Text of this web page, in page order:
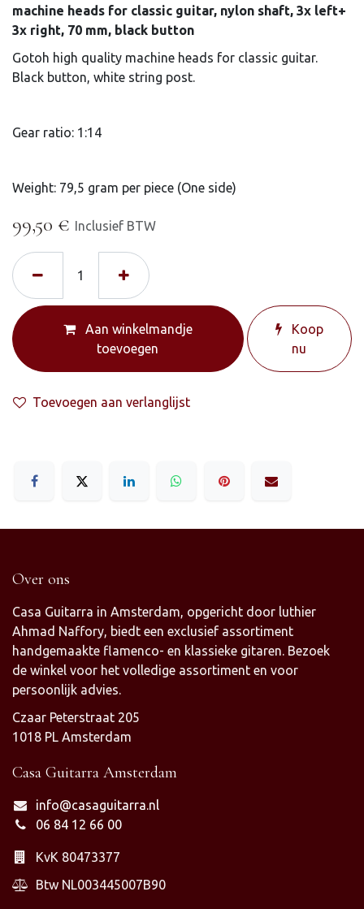
machine heads for classic guitar, nylon shaft, 3x left+
3x right, 70 mm, black button
Gotoh high quality machine heads for classic guitar.
Black button, white string post.
Gear ratio: 1:14
Weight: 79,5 gram per piece (One side)
99,50 € Inclusief BTW
Aan winkelmandje
toevoegen
Koop
nu
Toevoegen aan verlanglijst
Over ons
Casa Guitarra in Amsterdam, opgericht door luthier
Ahmad Naffory, biedt een exclusief assortiment
handgemaakte flamenco- en klassieke gitaren. Bezoek
de winkel voor het volledige assortiment en voor
persoonlijk advies.
Czaar Peterstraat 205
1018 PL Amsterdam
Casa Guitarra Amsterdam
info@casaguitarra.nl
06 84 12 66 00
KvK 80473377
Btw NL003445007B90